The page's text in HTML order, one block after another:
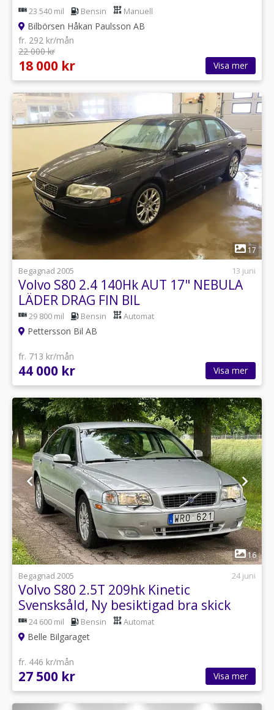
23 540 mil Bensin Manuell
Bilbörsen Håkan Paulsson AB
fr. 292 kr/mån
22 000 kr
18 000 kr Visa mer
17
Begagnad 2005
13 juni
Volvo S80 2.4 140Hk AUT 17" NEBULA
LÄDER DRAG FIN BIL
29 800 mil Bensin Automat
Pettersson Bil AB
fr. 713 kr/mån
44 000 kr Visa mer
1
16
Begagnad 2005
24 juni
Volvo S80 2.5T 209hk Kinetic
Svensksåld, Ny besiktigad bra skick
24 600 mil Bensin Automat
Belle Bilgaraget
fr. 446 kr/mån
27 500 kr Visa mer